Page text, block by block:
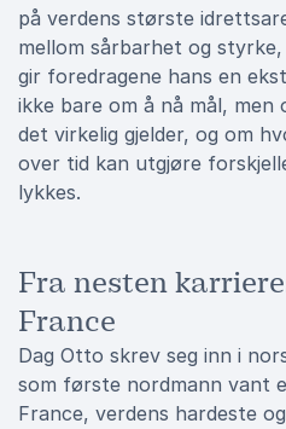
på verdens største
mellom sårbarhet og
gir foredragene hans en
ikke bare om å nå mål, men
det virkelig gjelder, og om
over tid kan utgjøre
lykkes.
Fra nesten
France
Dag Otto skrev seg inn i
som første nordmann vant
France, verdens hardeste